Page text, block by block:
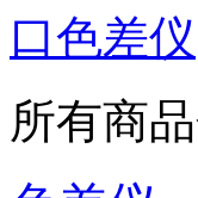
口色差仪
所有商